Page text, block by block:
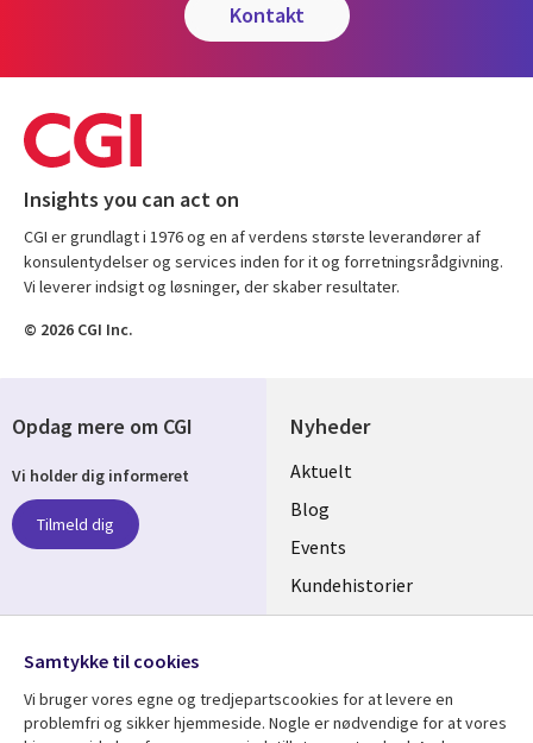
kontakt
Insights you can act on
CGI er grundlagt i 1976 og en af verdens største leverandører af
konsulentydelser og services inden for it og forretningsrådgivning.
Vi leverer indsigt og løsninger, der skaber resultater.
© 2026 CGI Inc.
Nyheder
Useful
links
DENMARK
Aktuelt
Blog
Events
Kundehistorier
Videoer
Opdag mere om CGI
Vi holder dig informeret
Tilmeld dig
Media
DENMARK
Samtykke til cookies
Vi bruger vores egne og tredjepartscookies for at levere en
problemfri og sikker hjemmeside. Nogle er nødvendige for at vores